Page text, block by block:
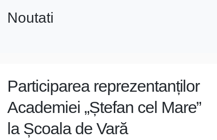
Noutati
Participarea reprezentanților
Academiei „Ștefan cel Mare”
la Școala de Vară